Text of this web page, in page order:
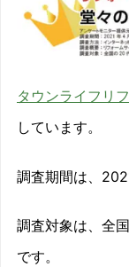
タウンライフリ
しています。
調査期間は、
調査対象は、全
です。